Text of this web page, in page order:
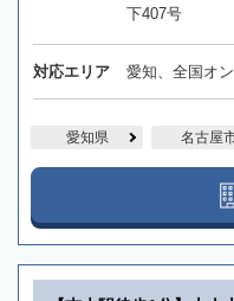
下407号
対応エリア 愛知、全国オ
愛知県 名古屋